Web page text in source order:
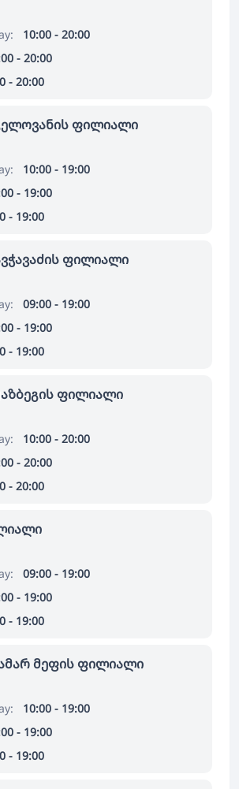
10:00 - 20:00
- 20:00
- 20:00
ფილიალი
10:00 - 19:00
- 19:00
- 19:00
ფილიალი
09:00 - 19:00
- 19:00
- 19:00
ფილიალი
10:00 - 20:00
- 20:00
- 20:00
09:00 - 19:00
- 19:00
- 19:00
მეფის ფილიალი
10:00 - 19:00
- 19:00
- 19:00